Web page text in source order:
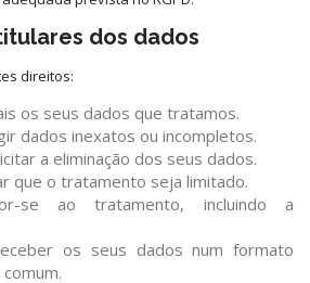
dos dados
direitos:
os seus dados que tratamos.
dados inexatos ou incompletos.
a eliminação dos seus dados.
que o tratamento seja limitado.
se ao tratamento, incluindo a
os seus dados num formato